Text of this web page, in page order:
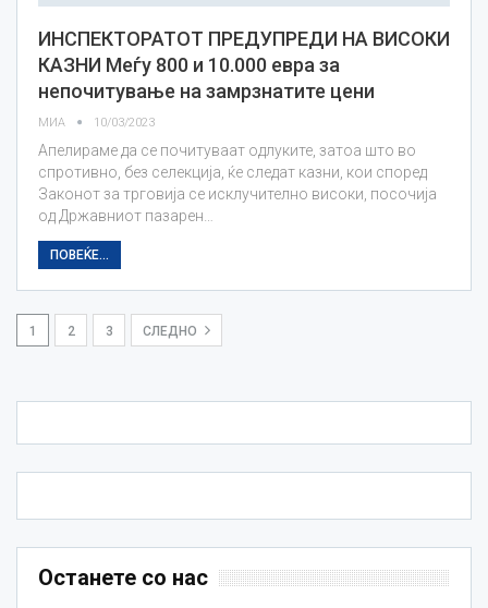
ИНСПЕКТОРАТОТ ПРЕДУПРЕДИ НА ВИСОКИ
КАЗНИ Меѓу 800 и 10.000 евра за
непочитување на замрзнатите цени
МИА 10/03/2023
Апелираме да се почитуваат одлуките, затоа што во
спротивно, без селекција, ќе следат казни, кои според
Законот за трговија се исклучително високи, посочија
од Државниот пазарен…
ПОВЕЌЕ...
1 2 3 СЛЕДНО
Останете со нас